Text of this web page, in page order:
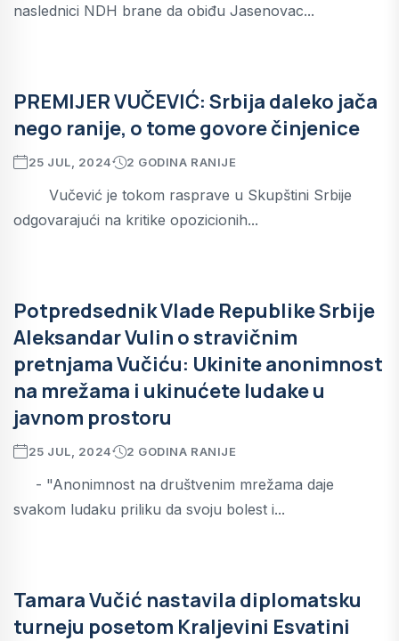
naslednici NDH brane da obiđu Jasenovac...
PREMIJER VUČEVIĆ: Srbija daleko jača
nego ranije, o tome govore činjenice
25 JUL, 2024 2 GODINA RANIJE
Vučević je tokom rasprave u Skupštini Srbije
odgovarajući na kritike opozicionih...
Potpredsednik Vlade Republike Srbije
Aleksandar Vulin o stravičnim
pretnjama Vučiću: Ukinite anonimnost
na mrežama i ukinućete ludake u
javnom prostoru
25 JUL, 2024 2 GODINA RANIJE
- "Anonimnost na društvenim mrežama daje
svakom ludaku priliku da svoju bolest i...
Tamara Vučić nastavila diplomatsku
turneju posetom Kraljevini Esvatini